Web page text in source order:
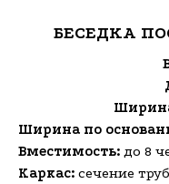
БЕСЕДКА
Ширина по
Вместимость: до 8
Каркас: сечение